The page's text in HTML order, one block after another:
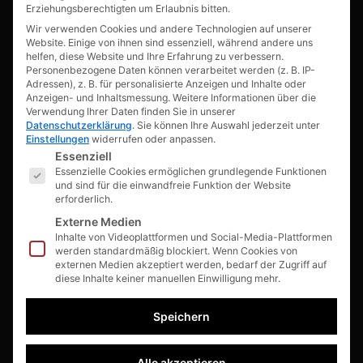
Kreativ Fenster und Türen GmbH
Zum Siegblick 47, 53757 Sankt Augustin
02241-146320
info@kreativ-fenster.de
ÜBER KFT
Das Unternehmen
Unser Team
Stellenangebote
Beratung
Ausstellung
Downloads
PRODUKTE
Erziehungsberechtigten um Erlaubnis bitten.
Wir verwenden Cookies und andere Technologien auf unserer
Website. Einige von ihnen sind essenziell, während andere uns
helfen, diese Website und Ihre Erfahrung zu verbessern.
Personenbezogene Daten können verarbeitet werden (z. B. IP-
Adressen), z. B. für personalisierte Anzeigen und Inhalte oder
Anzeigen- und Inhaltsmessung. Weitere Informationen über die
Verwendung Ihrer Daten finden Sie in unserer
Datenschutzerklärung. Sie können Ihre Auswahl jederzeit unter
Einstellungen widerrufen oder anpassen.
Es folgt eine Liste der Service-Gruppen, für die eine
Essenziell
Essenzielle Cookies ermöglichen grundlegende Funktionen
und sind für die einwandfreie Funktion der Website
erforderlich.
Externe Medien
Inhalte von Videoplattformen und Social-Media-Plattformen
werden standardmäßig blockiert. Wenn Cookies von
externen Medien akzeptiert werden, bedarf der Zugriff auf
diese Inhalte keiner manuellen Einwilligung mehr.
Speichern